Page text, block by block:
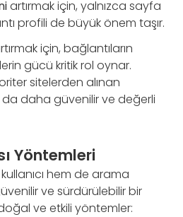
artırmak için, yalnızca sayfa
profili de büyük önem taşır.
için, bağlantıların
gücü kritik rol oynar.
sitelerden alınan
da daha güvenilir ve değerli
Yöntemleri
hem de arama
ve sürdürülebilir bir
ve etkili yöntemler: